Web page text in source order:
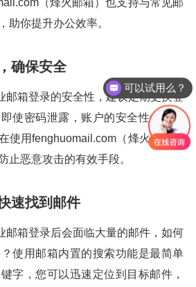
（烽火邮箱）也支持与常见邮
助你提升办公效率。
确保安全
邮箱登录的安全性，建议定期更换登
使密码泄露，账户的安全性也能得
使用fenghuomail.com（烽火邮箱）
止恶意攻击的有效手段。
速找到邮件
邮箱登录后会面临大量的邮件，如何
使用邮箱内置的搜索功能是最简单
字，您可以迅速定位到目标邮件，
可以试用么？